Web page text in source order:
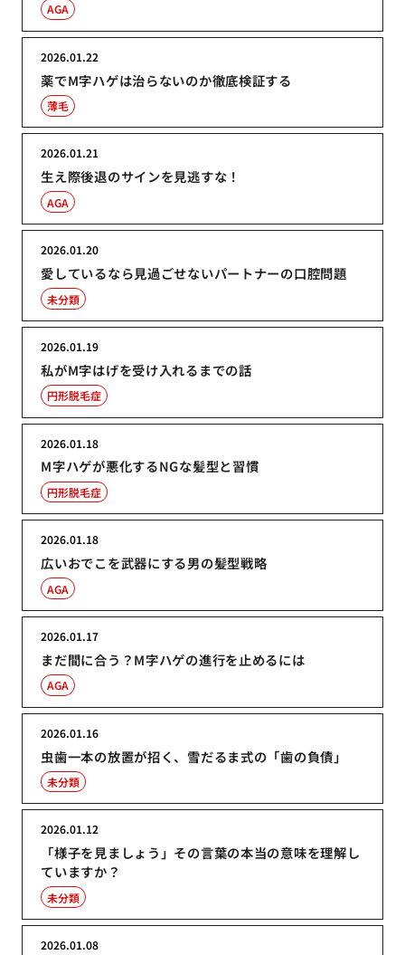
AGA
薬でM字ハゲは治らないのか徹底検証する
2026.01.22
薄毛
生え際後退のサインを見逃すな！
2026.01.21
AGA
愛しているなら見過ごせないパートナーの口腔問題
2026.01.20
未分類
私がM字はげを受け入れるまでの話
2026.01.19
円形脱毛症
M字ハゲが悪化するNGな髪型と習慣
2026.01.18
円形脱毛症
広いおでこを武器にする男の髪型戦略
2026.01.18
AGA
まだ間に合う？M字ハゲの進行を止めるには
2026.01.17
AGA
虫歯一本の放置が招く、雪だるま式の「歯の負債」
2026.01.16
未分類
「様子を見ましょう」その言葉の本当の意味を理解し
ていますか？
2026.01.12
未分類
2026.01.08